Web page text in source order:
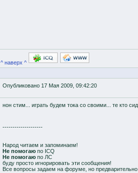
^ наверх ^
Опубликовано 17 Мая 2009, 09:42:20
нон стим... играть будем тока со своими... те кто
--------------------
Народ читаем и запоминаем!
Не помогаю по ICQ
Не помогаю по ЛС
буду просто игнорировать эти сообщения!
Все вопросы задаем на форуме, но